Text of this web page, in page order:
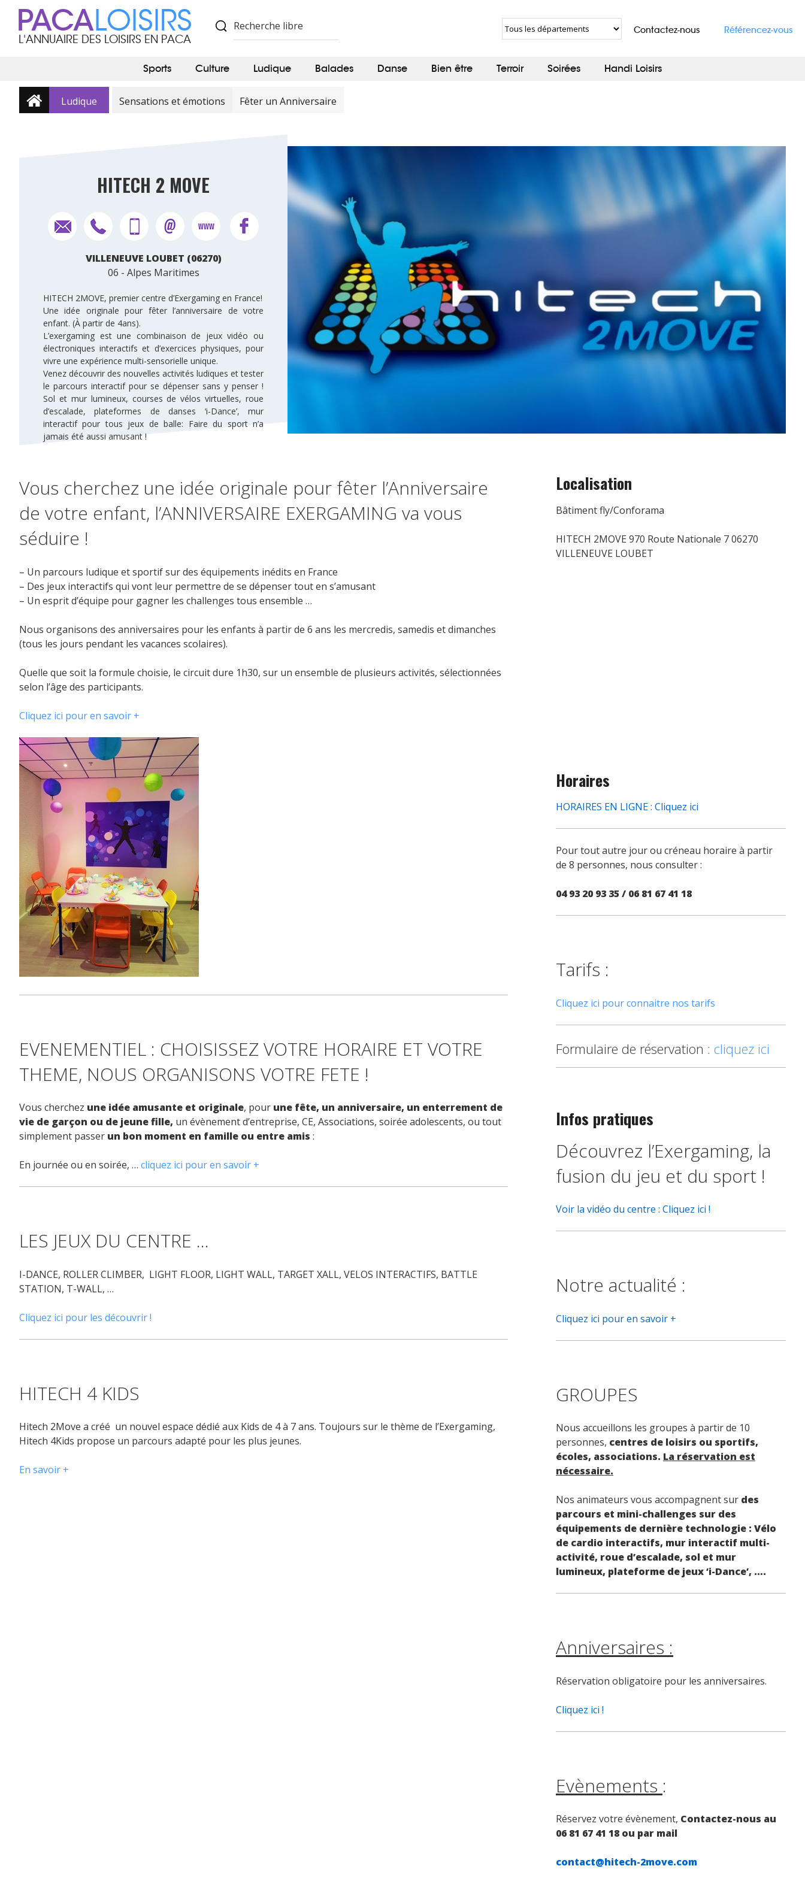
PACALOISIRS
L'ANNUAIRE DES LOISIRS EN PACA
Contactez-nous Référencez-vous
Sports Culture Ludique Balades Danse Bien être Terroir Soirées Handi Loisirs
Ludique Sensations et émotions Fêter un Anniversaire
HITECH 2 MOVE
VILLENEUVE LOUBET (06270)
06 - Alpes Maritimes
HITECH 2MOVE, premier centre d’Exergaming en France!
Une idée originale pour fêter l’anniversaire de votre
enfant. (À partir de 4ans).
L’exergaming est une combinaison de jeux vidéo ou
électroniques interactifs et d’exercices physiques, pour
vivre une expérience multi-sensorielle unique.
Venez découvrir des nouvelles activités ludiques et tester
le parcours interactif pour se dépenser sans y penser !
Sol et mur lumineux, courses de vélos virtuelles, roue
d’escalade, plateformes de danses ‘i-Dance’, mur
interactif pour tous jeux de balle: Faire du sport n’a
jamais été aussi amusant !
Vous cherchez une idée originale pour fêter l’Anniversaire
de votre enfant, l’ANNIVERSAIRE EXERGAMING va vous
séduire !
– Un parcours ludique et sportif sur des équipements inédits en France
– Des jeux interactifs qui vont leur permettre de se dépenser tout en s’amusant
– Un esprit d’équipe pour gagner les challenges tous ensemble …
Nous organisons des anniversaires pour les enfants à partir de 6 ans les mercredis, samedis et dimanches
(tous les jours pendant les vacances scolaires).
Quelle que soit la formule choisie, le circuit dure 1h30, sur un ensemble de plusieurs activités, sélectionnées
selon l’âge des participants.
Cliquez ici pour en savoir +
EVENEMENTIEL : CHOISISSEZ VOTRE HORAIRE ET VOTRE
THEME, NOUS ORGANISONS VOTRE FETE !
Vous cherchez une idée amusante et originale, pour une fête, un anniversaire, un enterrement de
vie de garçon ou de jeune fille, un évènement d’entreprise, CE, Associations, soirée adolescents, ou tout
simplement passer un bon moment en famille ou entre amis :
En journée ou en soirée, … cliquez ici pour en savoir +
LES JEUX DU CENTRE …
I-DANCE, ROLLER CLIMBER, LIGHT FLOOR, LIGHT WALL, TARGET XALL, VELOS INTERACTIFS, BATTLE
STATION, T-WALL, …
Cliquez ici pour les découvrir !
HITECH 4 KIDS
Hitech 2Move a créé un nouvel espace dédié aux Kids de 4 à 7 ans. Toujours sur le thème de l’Exergaming,
Hitech 4Kids propose un parcours adapté pour les plus jeunes.
En savoir +
Localisation
Bâtiment fly/Conforama
HITECH 2MOVE 970 Route Nationale 7 06270
VILLENEUVE LOUBET
Horaires
HORAIRES EN LIGNE : Cliquez ici
Pour tout autre jour ou créneau horaire à partir
de 8 personnes, nous consulter :
04 93 20 93 35 / 06 81 67 41 18
Tarifs :
Cliquez ici pour connaitre nos tarifs
Formulaire de réservation : cliquez ici
Infos pratiques
Découvrez l’Exergaming, la
fusion du jeu et du sport !
Voir la vidéo du centre : Cliquez ici !
Notre actualité :
Cliquez ici pour en savoir +
GROUPES
Nous accueillons les groupes à partir de 10
personnes, centres de loisirs ou sportifs,
écoles, associations. La réservation est
nécessaire.
Nos animateurs vous accompagnent sur des
parcours et mini-challenges sur des
équipements de dernière technologie : Vélo
de cardio interactifs, mur interactif multi-
activité, roue d’escalade, sol et mur
lumineux, plateforme de jeux ‘i-Dance’, ….
Anniversaires :
Réservation obligatoire pour les anniversaires.
Cliquez ici !
Evènements :
Réservez votre évènement, Contactez-nous au
06 81 67 41 18 ou par mail
contact@hitech-2move.com